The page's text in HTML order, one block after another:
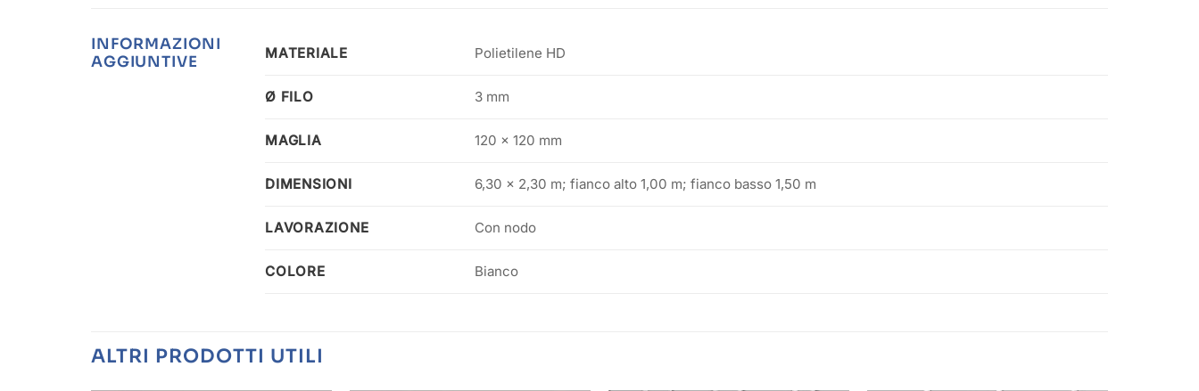
INFORMAZIONI
AGGIUNTIVE
MATERIALE Polietilene HD
Ø FILO 3 mm
MAGLIA 120 x 120 mm
DIMENSIONI 6,30 x 2,30 m; fianco alto 1,00 m; fianco basso 1,50 m
LAVORAZIONE Con nodo
COLORE Bianco
ALTRI PRODOTTI UTILI